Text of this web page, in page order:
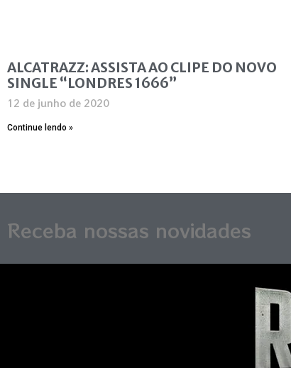
ALCATRAZZ: ASSISTA AO CLIPE DO NOVO
SINGLE “LONDRES 1666”
12 de junho de 2020
Continue lendo »
Receba nossas novidades